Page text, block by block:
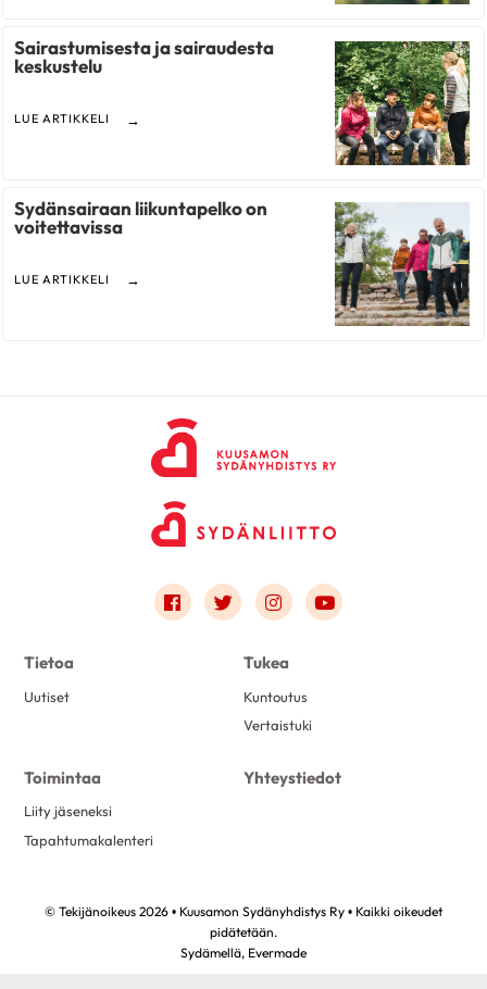
Sairastumisesta ja sairaudesta
keskustelu
LUE ARTIKKELI
Sydänsairaan liikuntapelko on
voitettavissa
LUE ARTIKKELI
Link to facebook
Link to twitter
Link to instagram
Link to youtube
Tietoa
Uutiset
Tukea
Kuntoutus
Vertaistuki
Toimintaa
Liity jäseneksi
Tapahtumakalenteri
Yhteystiedot
© Tekijänoikeus 2026 • Kuusamon Sydänyhdistys Ry • Kaikki oikeudet
pidätetään.
Sydämellä, Evermade